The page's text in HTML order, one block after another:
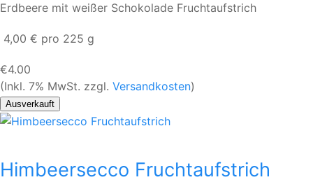
Erdbeere mit weißer Schokolade Fruchtaufstrich
4,00 € pro 225 g
€4.00
(Inkl. 7% MwSt. zzgl. Versandkosten)
Himbeersecco Fruchtaufstrich